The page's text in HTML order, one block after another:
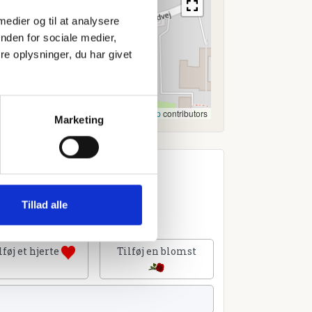
og til at analysere
for sociale medier,
oplysninger, du har givet
Marketing
Tillad alle
Leaflet | OpenStreetMapcontributors
et hjerte Tilføj en blomst